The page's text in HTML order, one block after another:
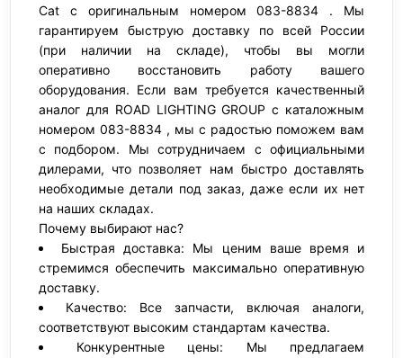
Cat с оригинальным номером 083-8834 . Мы
гарантируем быструю доставку по всей России
(при наличии на складе), чтобы вы могли
оперативно восстановить работу вашего
оборудования. Если вам требуется качественный
аналог для ROAD LIGHTING GROUP с каталожным
номером 083-8834 , мы с радостью поможем вам
с подбором. Мы сотрудничаем с официальными
дилерами, что позволяет нам быстро доставлять
необходимые детали под заказ, даже если их нет
на наших складах.
Почему выбирают нас?
Быстрая доставка: Мы ценим ваше время и
стремимся обеспечить максимально оперативную
доставку.
Качество: Все запчасти, включая аналоги,
соответствуют высоким стандартам качества.
Конкурентные цены: Мы предлагаем